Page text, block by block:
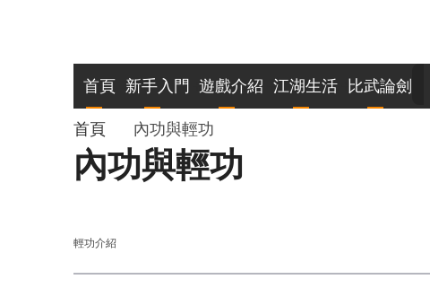
主
導
覽
首頁 新手入門 遊戲介紹 江湖生活 比武論劍
導
航
結
首頁 內功與輕功
內功與輕功
輕功介紹